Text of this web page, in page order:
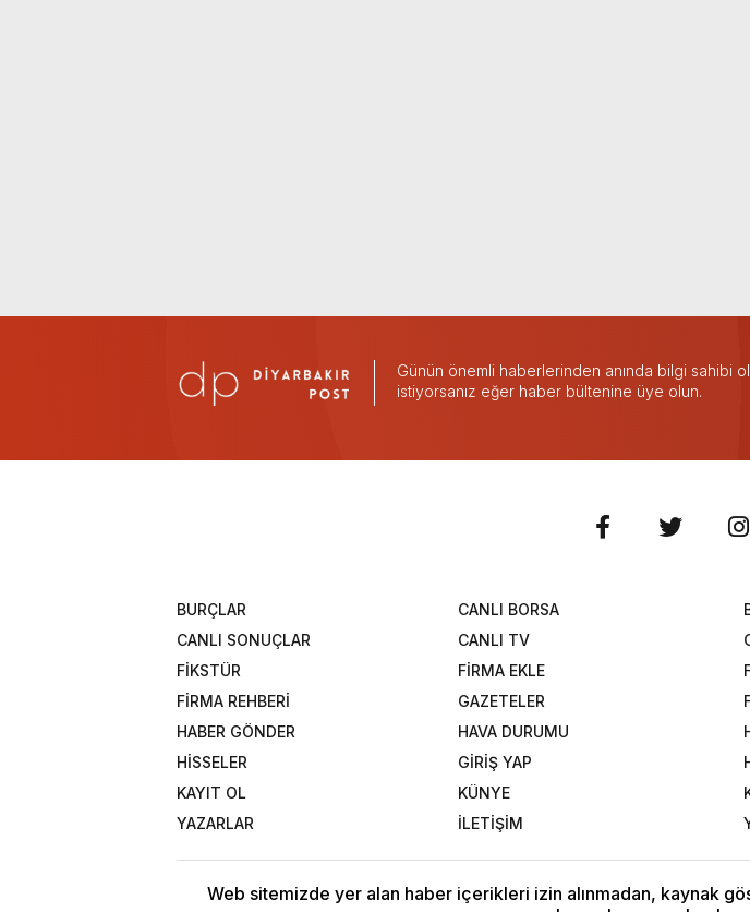
Günün önemli haberlerinden anında bilgi sahibi
istiyorsanız eğer haber bültenine üye olun.
BURÇLAR
CANLI BORSA
CANLI SONUÇLAR
CANLI TV
FİKSTÜR
FİRMA EKLE
FİRMA REHBERİ
GAZETELER
HABER GÖNDER
HAVA DURUMU
HİSSELER
GİRİŞ YAP
KAYIT OL
KÜNYE
YAZARLAR
İLETİŞİM
Web sitemizde yer alan haber içerikleri izin alınmadan, kaynak